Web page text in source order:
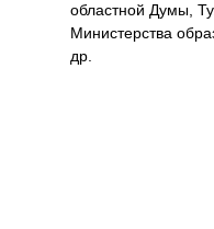
областной Думы,
Министерства
др.